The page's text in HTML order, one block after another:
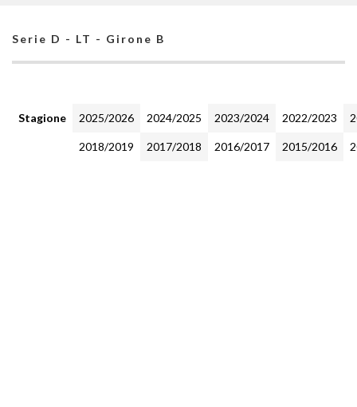
Serie D - LT - Girone B
Stagione 2025/2026 2024/2025 2023/2024 2022/2023
2018/2019 2017/2018 2016/2017 2015/2016